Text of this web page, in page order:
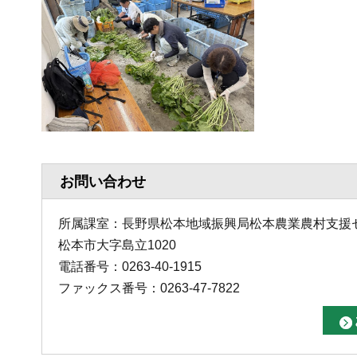
お問い合わせ
所属課室：長野県松本地域振興局松本農業農村支援
松本市大字島立1020
電話番号：0263-40-1915
ファックス番号：0263-47-7822